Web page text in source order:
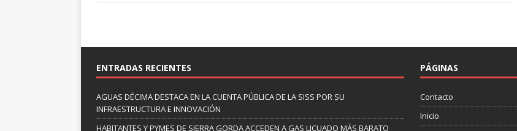
ENTRADAS RECIENTES
AGUAS DÉCIMA DESTACA EN LA CUENTA PÚBLICA DE LA SISS POR SU
INFRAESTRUCTURA E INNOVACIÓN
HABITANTES Y PYMES DE SIERRA GORDA ACCEDEN A GAS LICUADO MÁS BARATO
PÁGINAS
Contacto
Inicio